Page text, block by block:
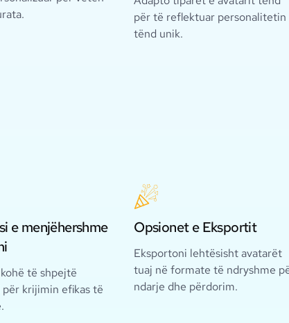
për të reflektuar personalitetin
tënd unik.
e menjëhershme
të shpejtë
krijimin efikas të
Opsionet e Eksportit
Eksportoni lehtësisht avatarët
tuaj në formate të ndryshme
ndarje dhe përdorim.